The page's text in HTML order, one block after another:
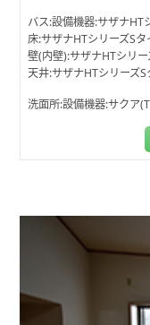
バス:設備機器:サザナ
床:サザナHTシリーズS
壁(内壁):サザナHTシリ
天井:サザナHTシリーズ
洗面所:設備機器:サクア